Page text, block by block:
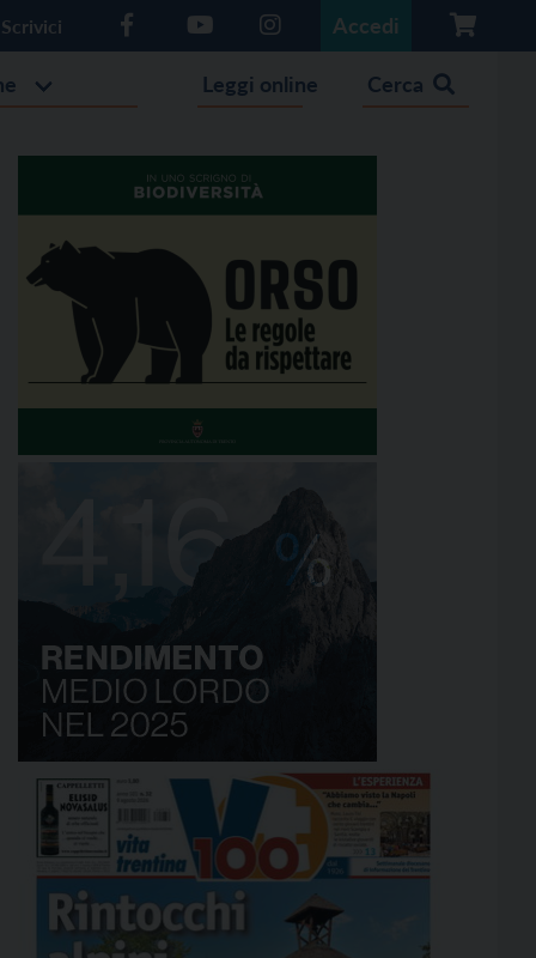
Scrivici Accedi
Leggi online Cerca